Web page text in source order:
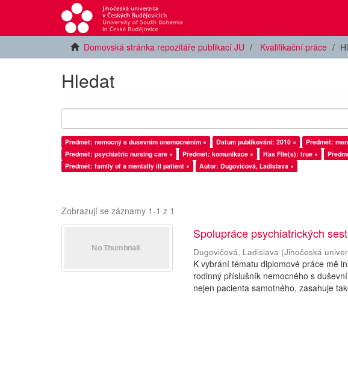
Domovská stránka repozitáře publikací JU Kvalifikační práce
Hledat
Předmět: nemocný s duševním onemocněním × Datum publikování: 2010 × Předmět:
Předmět: psychiatric nursing care ×
Předmět: komunikace × Has File(s): true ×
Předmět: family of a mentally ill patient ×
Autor: Dugovičová, Ladislava ×
Zobrazují se záznamy 1-1 z 1
Spolupráce psychiatrických
Dugovičová, Ladislava (Jihočeská
K vybrání tématu diplomové práce mě
rodinný příslušník nemocného s
nejen pacienta samotného, zasahuje